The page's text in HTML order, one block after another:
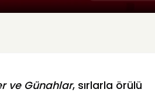
ve Günahlar, sırlarla örülü